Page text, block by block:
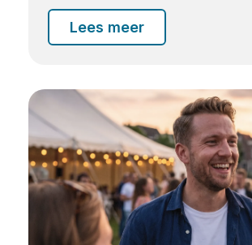
Lees meer